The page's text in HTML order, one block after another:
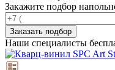
Закажите подбор
Заказать подбор
Наши специалисты